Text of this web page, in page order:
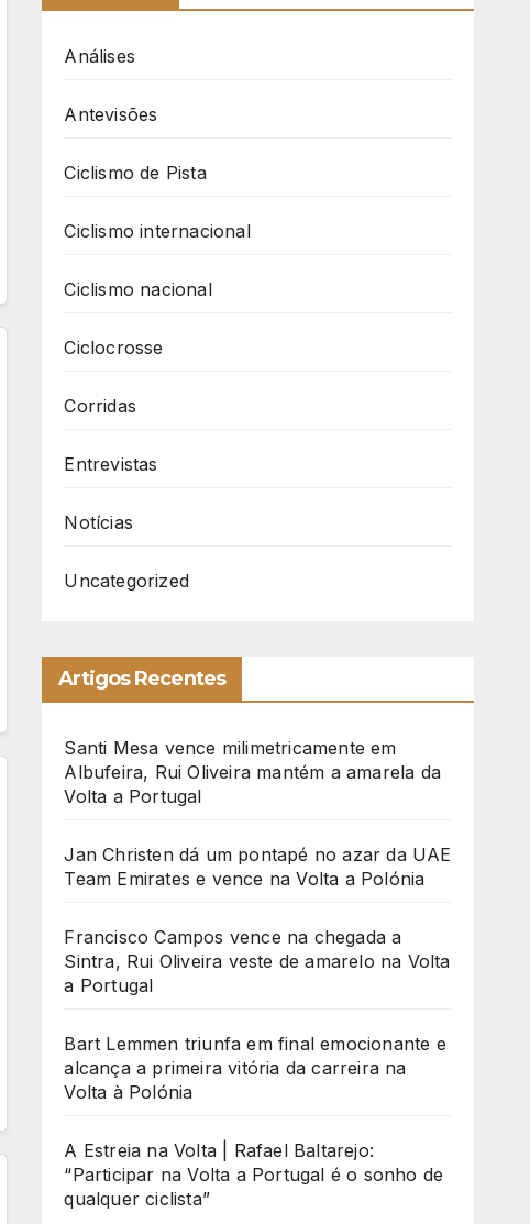
Análises
Antevisões
Ciclismo de Pista
Ciclismo internacional
Ciclismo nacional
Ciclocrosse
Corridas
Entrevistas
Notícias
Uncategorized
Artigos Recentes
Santi Mesa vence milimetricamente em
Albufeira, Rui Oliveira mantém a amarela da
Volta a Portugal
Jan Christen dá um pontapé no azar da UAE
Team Emirates e vence na Volta a Polónia
Francisco Campos vence na chegada a
Sintra, Rui Oliveira veste de amarelo na Volta
a Portugal
Bart Lemmen triunfa em final emocionante e
alcança a primeira vitória da carreira na
Volta à Polónia
A Estreia na Volta | Rafael Baltarejo:
“Participar na Volta a Portugal é o sonho de
qualquer ciclista”